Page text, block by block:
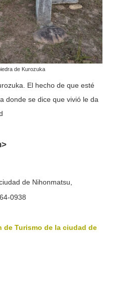
de Kurozuka
El hecho de que esté
donde se dice que vivió le da
de Nihonmatsu,
0938
de Turismo de la ciudad de